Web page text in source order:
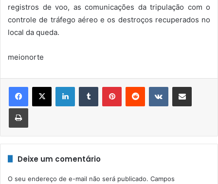
registros de voo, as comunicações da tripulação com o
controle de tráfego aéreo e os destroços recuperados no
local da queda.
meionorte
LinkedinTumblr PinterestReddit VK Compartilhar via e-mail
Imprimir
Deixe um comentário
O seu endereço de e-mail não será publicado. Campos